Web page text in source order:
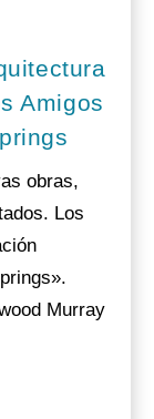
Amigos
obras,
Los
Murray